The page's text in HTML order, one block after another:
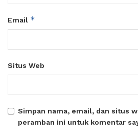
Email *
Situs Web
Simpan nama, email, dan situs
peramban ini untuk komentar